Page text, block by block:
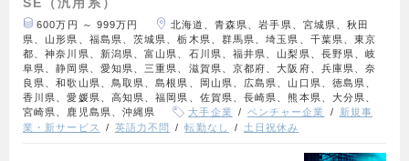
600万円 ～ 999万円
北海道、青森県、岩手県、宮城県、秋田
県、山形県、福島県、茨城県、栃木県、群馬県、埼玉県、千葉県、東京
都、神奈川県、新潟県、富山県、石川県、福井県、山梨県、長野県、岐
阜県、静岡県、愛知県、三重県、滋賀県、京都府、大阪府、兵庫県、奈
良県、和歌山県、鳥取県、島根県、岡山県、広島県、山口県、徳島県、
香川県、愛媛県、高知県、福岡県、佐賀県、長崎県、熊本県、大分県、
宮崎県、鹿児島県、沖縄県
大手企業 ベンチャー企業
新規事
業・新サービス
英語力不問 転勤なし 土日祝休み